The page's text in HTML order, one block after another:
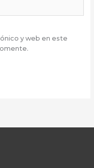
y web en este